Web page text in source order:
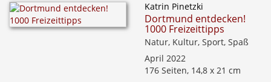
Katrin Pinetzki
Dortmund entdecken!
1000 Freizeittipps
Natur, Kultur, Sport, Spaß
April 2022
176 Seiten, 14,8 x 21 cm